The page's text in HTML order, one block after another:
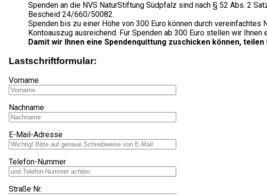
Spenden an die NVS NaturStiftung Südpfalz sind nach § 52 Abs. 2
Bescheid 24/660/50082.
Spenden bis zu einer Höhe von 300 Euro können durch
Kontoauszug ausreichend. Für Spenden ab 300 Euro stellen wir Ihnen
Damit wir Ihnen eine Spendenquittung zuschicken können,
Lastschriftformular:
Vorname
Nachname
E-Mail-Adresse
Telefon-Nummer
Straße Nr.